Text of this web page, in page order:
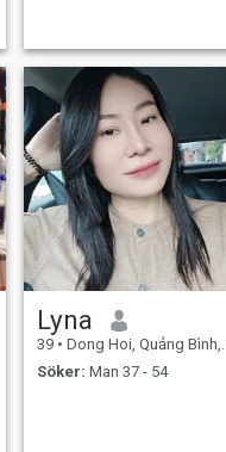
Lyna
39 • Dong Hoi, Quảng Bình, Vietnam
Söker: Man 37 - 54